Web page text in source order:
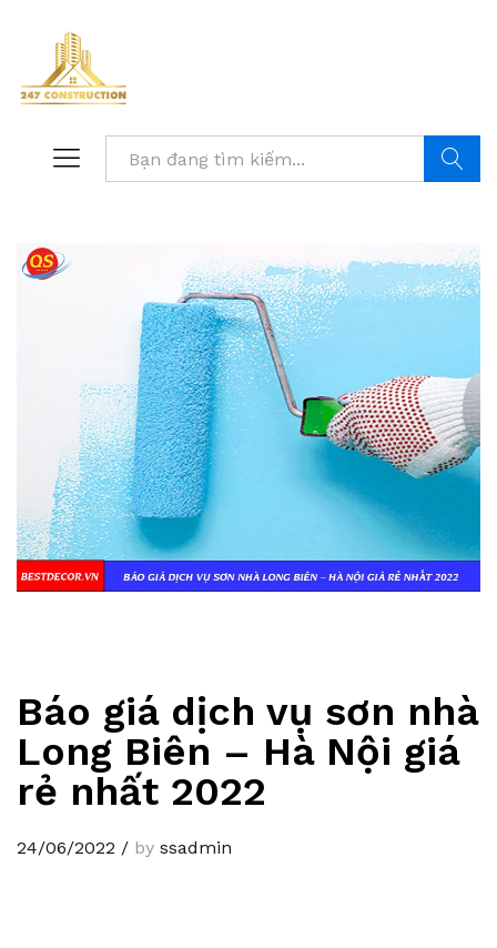
Báo giá dịch vụ sơn nhà
Long Biên – Hà Nội giá
rẻ nhất 2022
24/06/2022 / by ssadmin